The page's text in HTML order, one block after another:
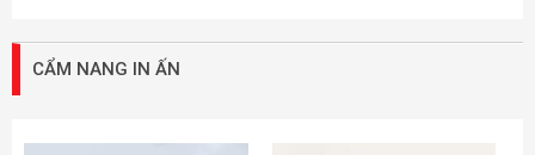
CẨM NANG IN ẤN